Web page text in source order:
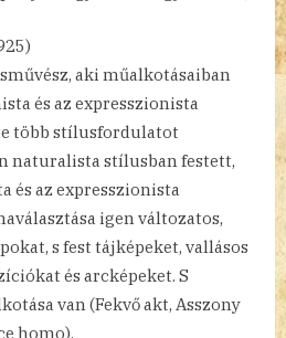
aki műalkotásaiban
és az expresszionista
több stílusfordulatot
naturalista stílusban festett,
és az expresszionista
igen változatos,
s fest tájképeket, vallásos
és arcképeket. S
van (Fekvő akt, Asszony
homo).